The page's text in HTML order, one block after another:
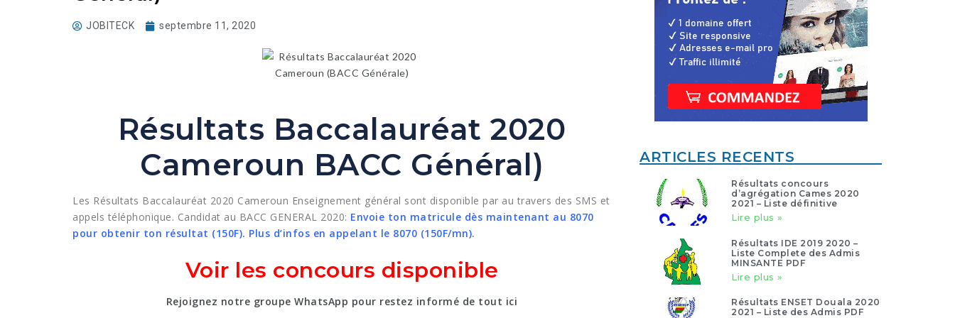
JOBITECK septembre 11, 2020
Résultats Baccalauréat 2020
Cameroun BACC Général)
Les Résultats Baccalauréat 2020 Cameroun Enseignement général sont disponible par au travers des SMS et
appels téléphonique. Candidat au BACC GENERAL 2020: Envoie ton matricule dès maintenant au 8070
pour obtenir ton résultat (150F). Plus d’infos en appelant le 8070 (150F/mn).
Voir les concours disponible
Rejoignez notre groupe WhatsApp pour restez informé de tout ici
ARTICLES RECENTS
Résultats concours
d’agrégation Cames 2020
2021 – Liste définitive
Lire plus »
Résultats IDE 2019 2020 –
Liste Complete des Admis
MINSANTE PDF
Lire plus »
Résultats ENSET Douala 2020
2021 – Liste des Admis PDF